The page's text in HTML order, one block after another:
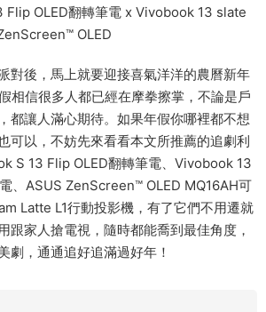
Flip OLED翻轉筆電 x Vivobook 13 slate
OLED
對後，馬上就要迎接喜氣洋洋的農曆新年
相信很多人都已經在摩拳擦掌，不論是戶
都讓人滿心期待。如果年假你哪裡都不想
可以，不妨先來看看本文所推薦的追劇利
S 13 Flip OLED翻轉筆電、Vivobook 13
、ASUS ZenScreen™ OLED MQ16AH可
Latte L1行動投影機，有了它們不用遷就
跟家人搶電視，隨時都能喬到最佳角度，
劇，通通追好追滿過好年！